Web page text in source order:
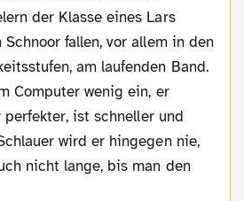
der Klasse eines Lars
fallen, vor allem in den
am laufenden Band.
Computer wenig ein, er
ist schneller und
wird er hingegen nie,
nicht lange, bis man den